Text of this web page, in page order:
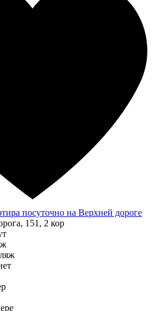
посуточно на Верхней дороге
151, 2 кор